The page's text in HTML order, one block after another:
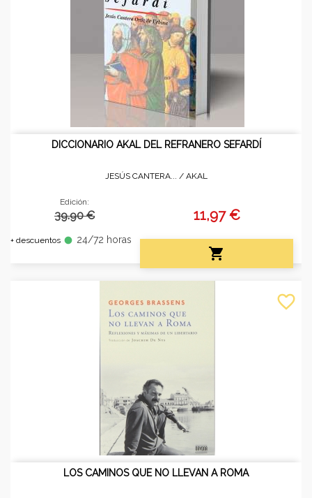
DICCIONARIO AKAL DEL REFRANERO SEFARDÍ
JESÚS CANTERA... / AKAL
Edición:
39.90 €
+ descuentos fiber_manual_record 24/72 horas
11,97 €

LOS CAMINOS QUE NO LLEVAN A ROMA
favorite_border